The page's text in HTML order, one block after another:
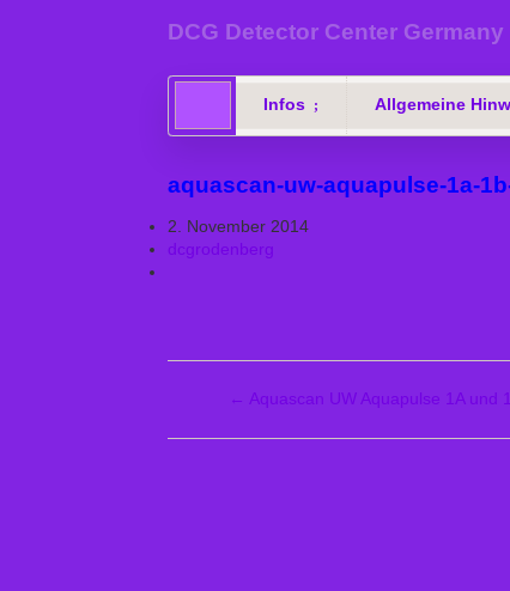
DCG Detector Center Germany
Infos Allgemeine
aquascan-uw-aquapulse-1a-
2. November 2014
dcgrodenberg
← Aquascan UW Aquapulse 1A und